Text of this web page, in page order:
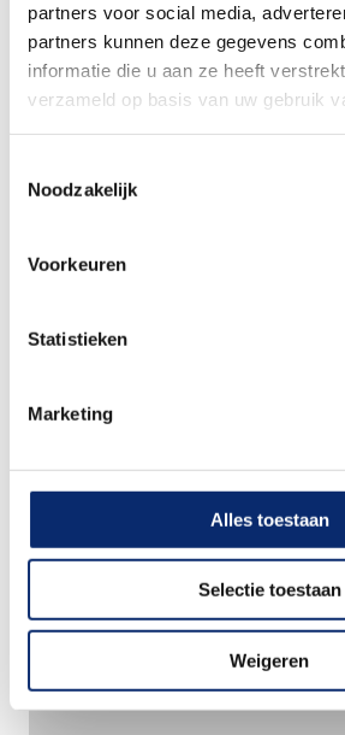
partners voor social media,
partners kunnen deze gegevens
informatie die u aan ze heeft
verzameld op basis van uw gebruik
Noodzakelijk
Voorkeuren
Statistieken
Marketing
Alles toestaan
Selectie toestaan
Weigeren
Locatie
Wilhelminakanaal Noord 2,